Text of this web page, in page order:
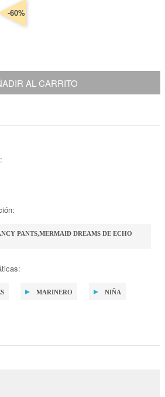
-60%
AL CARRITO
PANTS,MERMAID DREAMS DE ECHO
MARINERO NIÑA